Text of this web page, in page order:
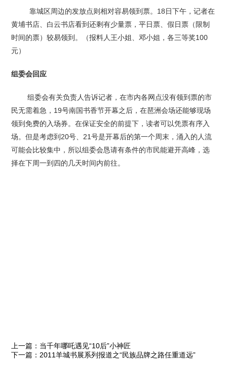
靠城区周边的发放点则相对容易领到票。18日下午，记者在
黄埔书店、白云书店看到还剩有少量票，平日票、假日票（限制
时间的票）较易领到。（报料人王小姐、邓小姐，各三等奖100
元）
组委会回应
组委会有关负责人告诉记者，在市内各网点没有领到票的市
民无需着急，19号南国书香节开幕之后，在琶洲会场还能够现场
领到免费的入场券。在保证安全的前提下，读者可以凭票有序入
场。但是考虑到20号、21号是开幕后的第一个周末，涌入的人流
可能会比较集中，所以组委会恳请有条件的市民能避开高峰，选
择在下周一到四的几天时间内前往。
上一篇：当千年哪吒遇见“10后”小神匠
下一篇：2011羊城书展系列报道之“民族品牌之路任重道远”